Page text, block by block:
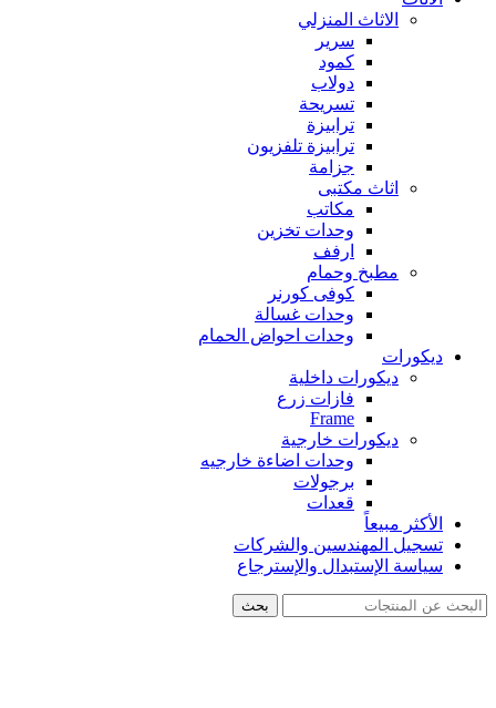
الاثاث المنزلي
سرير
كمود
دولاب
تسريحة
ترابيزة
ترابيزة تلفزيون
جزامة
اثاث مكتبى
مكاتب
وحدات تخزين
ارفف
مطبخ وحمام
كوفى كورنر
وحدات غسالة
وحدات احواض الحمام
ديكورات
ديكورات داخلية
فازات زرع
Frame
ديكورات خارجية
وحدات اضاءة خارجيه
برجولات
قعدات
الأكثر مبيعاً
تسجيل المهندسين والشركات
سياسة الإستبدال والإسترجاع
بحث